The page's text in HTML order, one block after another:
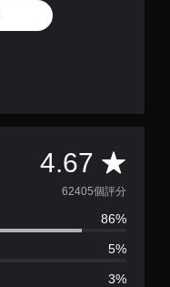
4.67 平
均
評
分
62405個評分
86%
5%
3%